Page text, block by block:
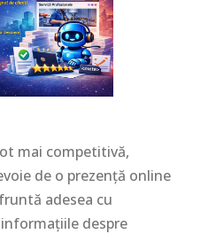
mai competitivă,
de o prezență online
adesea cu
despre